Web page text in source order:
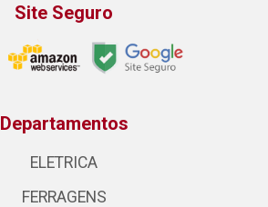
Site Seguro
Departamentos
ELETRICA
FERRAGENS